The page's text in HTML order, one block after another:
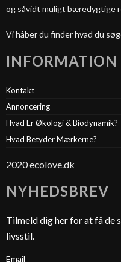
og såvidt muligt bæredygtige
Vi håber du finder hvad du
INFORMATION
Kontakt
Annoncering
Hvad Er Økologi & Biodynamik?
Hvad Betyder Mærkerne?
2020 ecolove.dk
NYHEDSBREV
Tilmeld dig her for at få de
livsstil.
Email